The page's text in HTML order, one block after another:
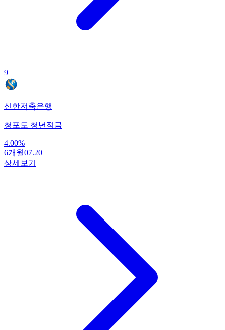
9
신한저축은행
청포도 청년적금
4.00%
6개월07.20
상세보기